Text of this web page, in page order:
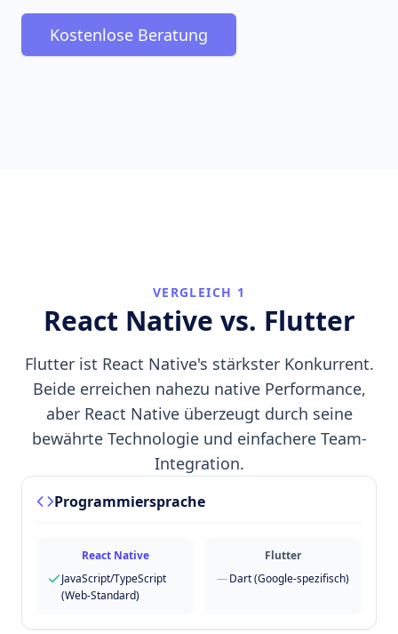
Kostenlose Beratung
VERGLEICH 1
React Native vs. Flutter
Flutter ist React Native's stärkster Konkurrent.
Beide erreichen nahezu native Performance,
aber React Native überzeugt durch seine
bewährte Technologie und einfachere Team-
Integration.
Programmiersprache
React Native
JavaScript/TypeScript
(Web-Standard)
Flutter
—Dart (Google-spezifisch)